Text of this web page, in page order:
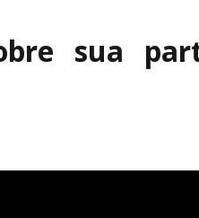
sua